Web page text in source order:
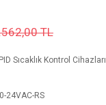
TL
Sıcaklık Kontrol Cihazları
24VAC-RS